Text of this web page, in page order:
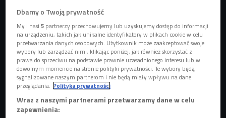
Posłuchajcie.
Dbamy o Twoją prywatność
My i nasi5 partnerzy przechowujemy lub uzyskujemy dostęp do informacji
na urządzeniu, takich jak unikalne identyfikatory w plikach cookie w celu
przetwarzania danych osobowych. Użytkownik może zaakceptować swoje
wybory lub zarządzać nimi, klikając poniżej, jak również skorzystać z
prawa do sprzeciwu na podstawie prawnie uzasadnionego interesu lub w
dowolnym momencie na stronie polityki prywatności. Te wybory będą
sygnalizowane naszym partnerom i nie będą miały wpływu na dane
przeglądania. Polityka prywatności
Wraz z naszymi partnerami przetwarzamy dane w celu
zapewnienia: